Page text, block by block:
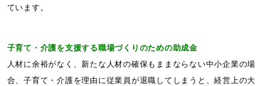
ています。
子育て・介護を支援する職場づくりのための助成金
人材に余裕がなく、新たな人材の確保もままならない中小企業の場
合、子育て・介護を理由に従業員が退職してしまうと、経営上の大